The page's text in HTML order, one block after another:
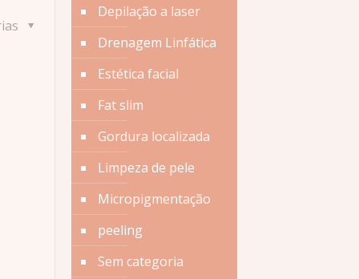
Depilação a laser
Drenagem Linfática
Estética facial
Fat slim
Gordura localizada
Limpeza de pele
Micropigmentação
peeling
Sem categoria